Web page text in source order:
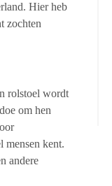
Hier heb
zochten
rolstoel wordt
om hen
mensen kent.
andere